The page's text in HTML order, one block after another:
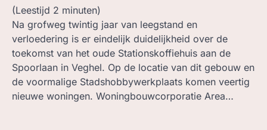
(Leestijd 2 minuten)
Na grofweg twintig jaar van leegstand en
verloedering is er eindelijk duidelijkheid over de
toekomst van het oude Stationskoffiehuis aan de
Spoorlaan in Veghel. Op de locatie van dit gebouw en
de voormalige Stadshobbywerkplaats komen veertig
nieuwe woningen. Woningbouwcorporatie Area…